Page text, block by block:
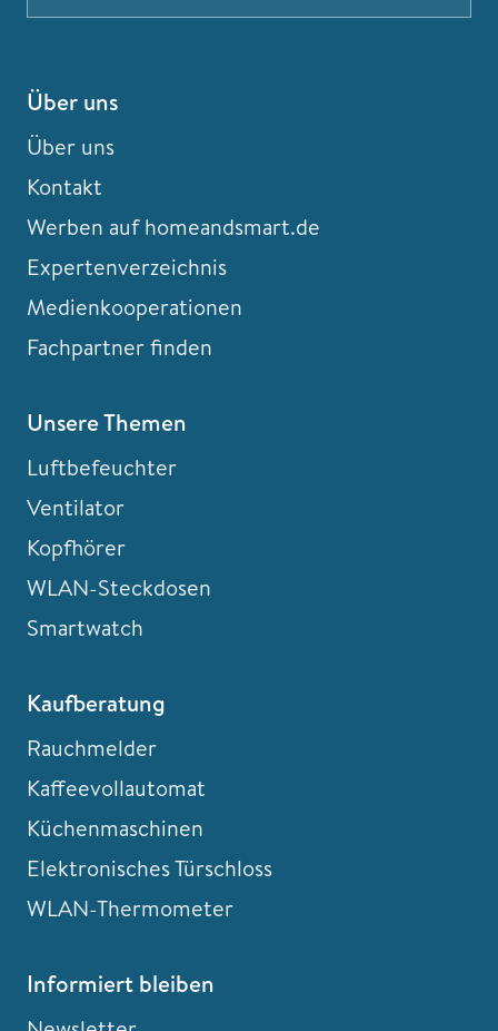
Über uns
Über uns
Kontakt
Werben auf homeandsmart.de
Expertenverzeichnis
Medienkooperationen
Fachpartner finden
Unsere Themen
Luftbefeuchter
Ventilator
Kopfhörer
WLAN-Steckdosen
Smartwatch
Kaufberatung
Rauchmelder
Kaffeevollautomat
Küchenmaschinen
Elektronisches Türschloss
WLAN-Thermometer
Informiert bleiben